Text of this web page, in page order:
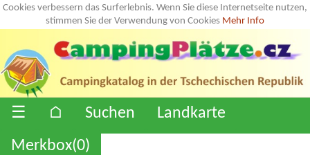
Cookies verbessern das Surferlebnis. Wenn Sie diese Internetseite nutzen,
stimmen Sie der Verwendung von Cookies Mehr Info
☰ ⌂ Suchen
Landkarte
Merkbox(0)